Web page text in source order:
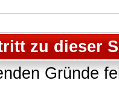
zu dieser
Gründe